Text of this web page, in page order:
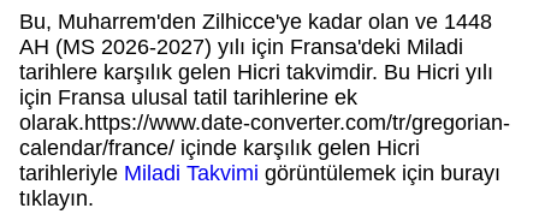
Bu, Muharrem'den Zilhicce'ye kadar olan ve 1448
AH (MS 2026-2027) yılı için Fransa'deki Miladi
tarihlere karşılık gelen Hicri takvimdir. Bu Hicri yılı
için Fransa ulusal tatil tarihlerine ek
olarak.https://www.date-converter.com/tr/gregorian-
calendar/france/ içinde karşılık gelen Hicri
tarihleriyle Miladi Takvimi görüntülemek için burayı
tıklayın.